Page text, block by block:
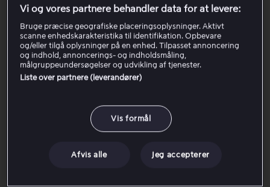
densammekanal på samme tid.
Hvad betyder ændringen?
Var denne artikel til hjælp?
Vi og vores partnere behandler data for at levere:
Bruge præcise geografiske placeringsoplysninger. Aktivt
scanne enhedskarakteristika til identifikation. Opbevare
og/eller tilgå oplysninger på en enhed. Tilpasset annoncering
og indhold, annoncerings- og indholdsmåling,
målgruppeundersøgelser og udvikling af tjenester.
Liste over partnere (leverandører)
Vis formål
Afvis alle Jeg accepterer